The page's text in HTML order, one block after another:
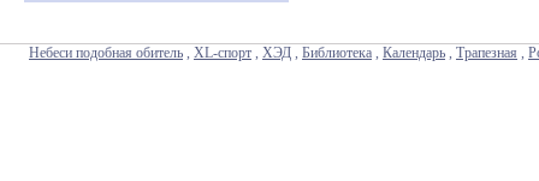
Небеси подобная обитель , XL-спорт , ХЭД , Библиотека , Календарь , Трапезная ,